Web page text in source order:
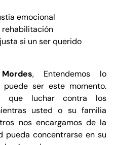
emocional
rehabilitación
si un ser querido
, Entendemos lo
ser este momento.
que luchar contra los
usted o su familia
nos encargamos de la
pueda concentrarse en su